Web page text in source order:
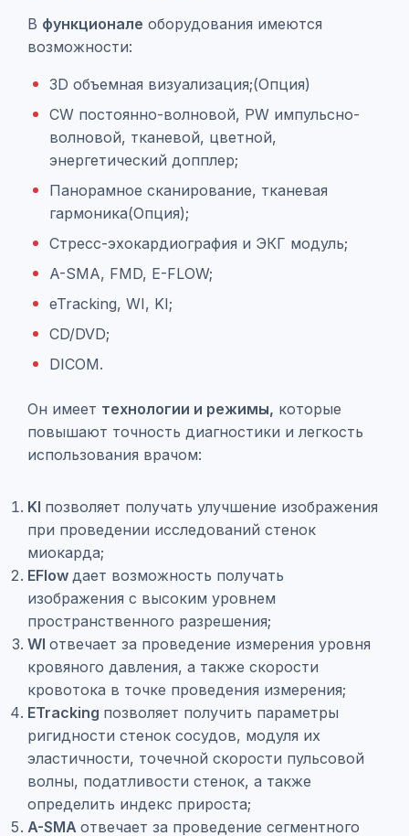
В функционале оборудования имеются
возможности:
3D объемная визуализация;(Опция)
CW постоянно-волновой, PW импульсно-
волновой, тканевой, цветной,
энергетический допплер;
Панорамное сканирование, тканевая
гармоника(Опция);
Стресс-эхокардиография и ЭКГ модуль;
A-SMA, FMD, E-FLOW;
eTracking, WI, KI;
CD/DVD;
DICOM.
Он имеет технологии и режимы, которые
повышают точность диагностики и легкость
использования врачом:
KI позволяет получать улучшение изображения
при проведении исследований стенок
миокарда;
EFlow дает возможность получать
изображения с высоким уровнем
пространственного разрешения;
WI отвечает за проведение измерения уровня
кровяного давления, а также скорости
кровотока в точке проведения измерения;
ETracking позволяет получить параметры
ригидности стенок сосудов, модуля их
эластичности, точечной скорости пульсовой
волны, податливости стенок, а также
определить индекс прироста;
A-SMA отвечает за проведение сегментного